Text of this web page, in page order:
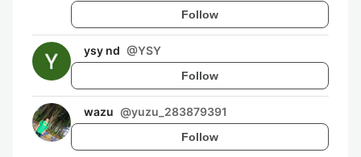
Follow
ysy nd @YSY
Follow
wazu @yuzu_283879391
Follow